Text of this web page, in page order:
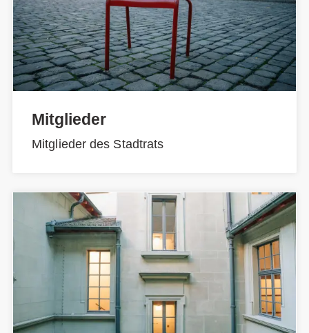
Mitglieder
Mitglieder des Stadtrats